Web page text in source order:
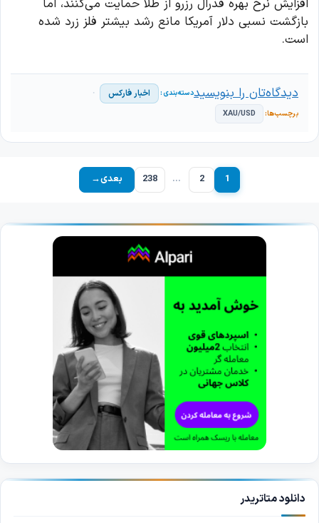
افزایش نرخ بهره فدرال رزرو از طلا حمایت می‌کنند، اما
بازگشت نسبی دلار آمریکا مانع رشد بیشتر فلز زرد شده
است.
اخبار فارکس
XAU/USD
دیدگاه‌تان را بنویسید
برگه1 برگه2
… برگه
238 بعدی→
دانلود متاتریدر